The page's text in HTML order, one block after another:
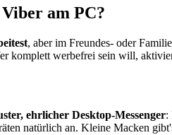
am PC?
, aber im Freundes- oder
komplett werbefrei sein will,
ehrlicher Desktop-Messenger:
natürlich an. Kleine Macken